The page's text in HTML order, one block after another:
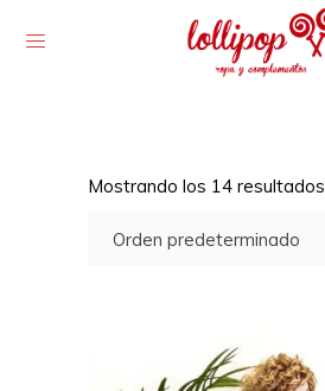
Mostrando los 14 resultados
Orden predeterminado